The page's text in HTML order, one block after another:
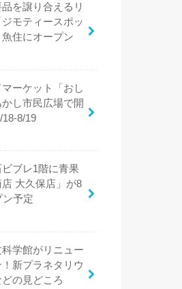
品を譲り合えるリ
モティースポッ
魚住にオープン
ーケット「おし
し市民広場で開
8/19
ビブレ1階に青果
大久保店」が8
ン予定
学館がリニュー
新プラネタリウ
の見どころ